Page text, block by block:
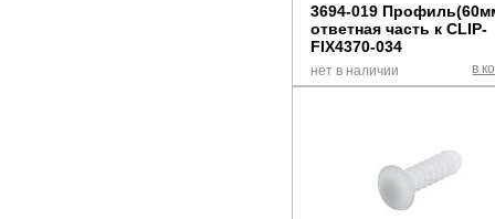
3694-019
ответная часть к CLIP-
FIX4370-034
в
нет в наличии